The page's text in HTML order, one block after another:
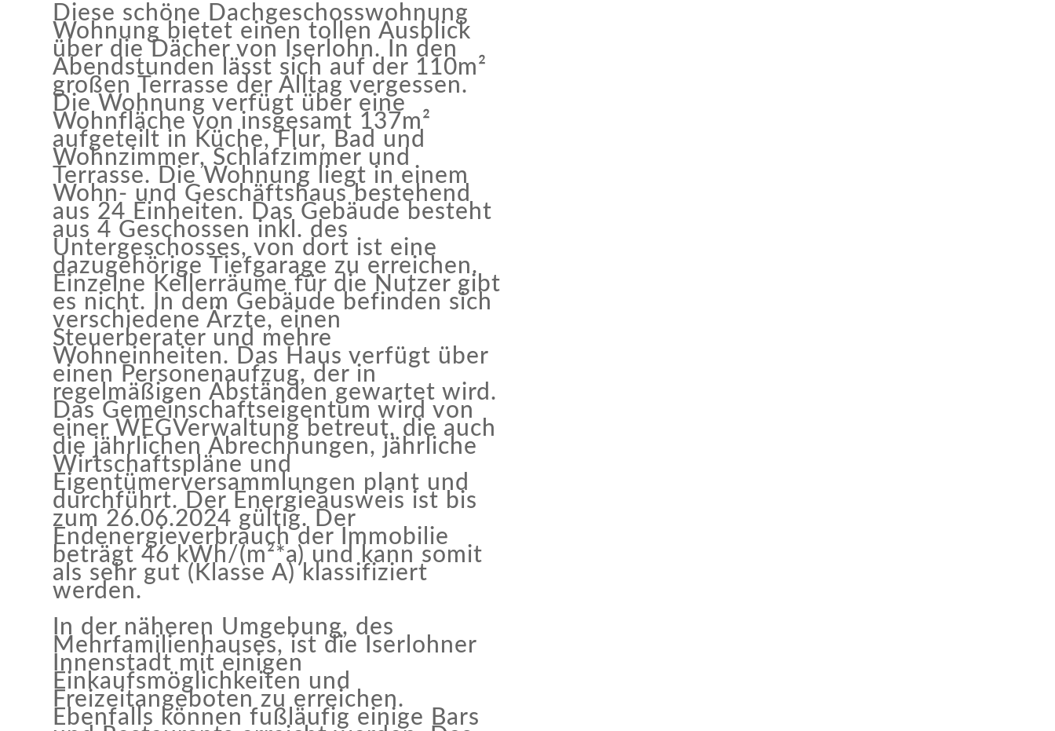
Diese schöne Dachgeschosswohnung
Wohnung bietet einen tollen Ausblick
über die Dächer von Iserlohn. In den
Abendstunden lässt sich auf der 110m²
großen Terrasse der Alltag vergessen.
Die Wohnung verfügt über eine
Wohnfläche von insgesamt 137m²
aufgeteilt in Küche, Flur, Bad und
Wohnzimmer, Schlafzimmer und
Terrasse. Die Wohnung liegt in einem
Wohn- und Geschäftshaus bestehend
aus 24 Einheiten. Das Gebäude besteht
aus 4 Geschossen inkl. des
Untergeschosses, von dort ist eine
dazugehörige Tiefgarage zu erreichen.
Einzelne Kellerräume für die Nutzer gibt
es nicht. In dem Gebäude befinden sich
verschiedene Ärzte, einen
Steuerberater und mehre
Wohneinheiten. Das Haus verfügt über
einen Personenaufzug, der in
regelmäßigen Abständen gewartet wird.
Das Gemeinschaftseigentum wird von
einer WEGVerwaltung betreut, die auch
die jährlichen Abrechnungen, jährliche
Wirtschaftspläne und
Eigentümerversammlungen plant und
durchführt. Der Energieausweis ist bis
zum 26.06.2024 gültig. Der
Endenergieverbrauch der Immobilie
beträgt 46 kWh/(m²*a) und kann somit
als sehr gut (Klasse A) klassifiziert
werden.
In der näheren Umgebung, des
Mehrfamilienhauses, ist die Iserlohner
Innenstadt mit einigen
Einkaufsmöglichkeiten und
Freizeitangeboten zu erreichen.
Ebenfalls können fußläufig einige Bars